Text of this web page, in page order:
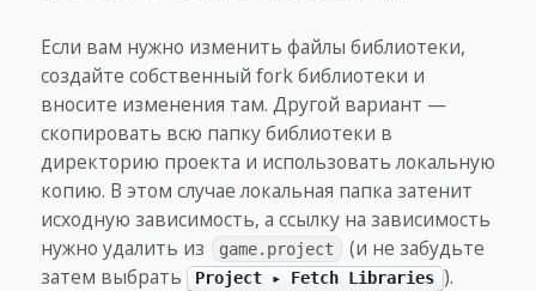
Если вам нужно изменить файлы библиотеки,
создайте собственный fork библиотеки и
вносите изменения там. Другой вариант —
скопировать всю папку библиотеки в
директорию проекта и использовать локальную
копию. В этом случае локальная папка затенит
исходную зависимость, а ссылку на зависимость
нужно удалить из
game.project
(и не забудьте
затем выбрать
Project ▸ Fetch Libraries ).